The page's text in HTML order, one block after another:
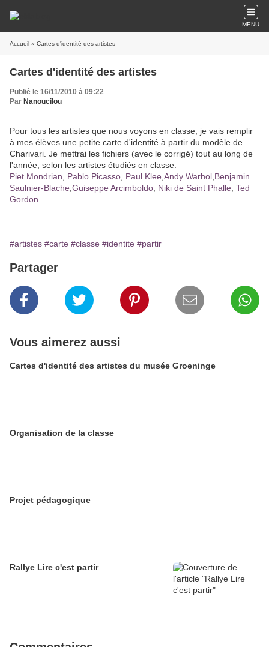
MENU
Accueil » Cartes d'identité des artistes
Cartes d'identité des artistes
Publié le 16/11/2010 à 09:22
Par Nanoucilou
Pour tous les artistes que nous voyons en classe, je vais remplir
à mes élèves une petite carte d'identité à partir du modèle de
Charivari. Je mettrai les fichiers (avec le corrigé) tout au long de
l'année, selon les artistes étudiés en classe.
Piet Mondrian
Pablo Picasso Paul Klee Andy Warhol Benjamin
Saulnier-Blache Guiseppe Arcimboldo Niki de Saint Phalle Ted
Gordon
#artistes #carte #classe #identite #partir
Partager
Vous aimerez aussi
Cartes d'identité des artistes du musée Groeninge
Organisation de la classe
Projet pédagogique
Rallye Lire c'est partir